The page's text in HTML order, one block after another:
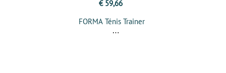
€ 59,66
FORMA Ténis Trainer